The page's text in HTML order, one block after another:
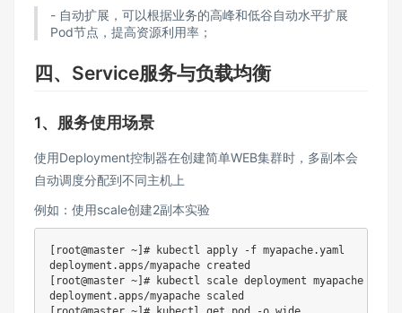
- 自动扩展，可以根据业务的高峰和低谷自动水平扩展
Pod节点，提高资源利用率；
四、Service服务与负载均衡
1、服务使用场景
使用Deployment控制器在创建简单WEB集群时，多副本会
自动调度分配到不同主机上
例如：使用scale创建2副本实验
[root@master ~]# kubectl apply -f myapache.yaml
deployment.apps/myapache created
[root@master ~]# kubectl scale deployment myapache --
deployment.apps/myapache scaled